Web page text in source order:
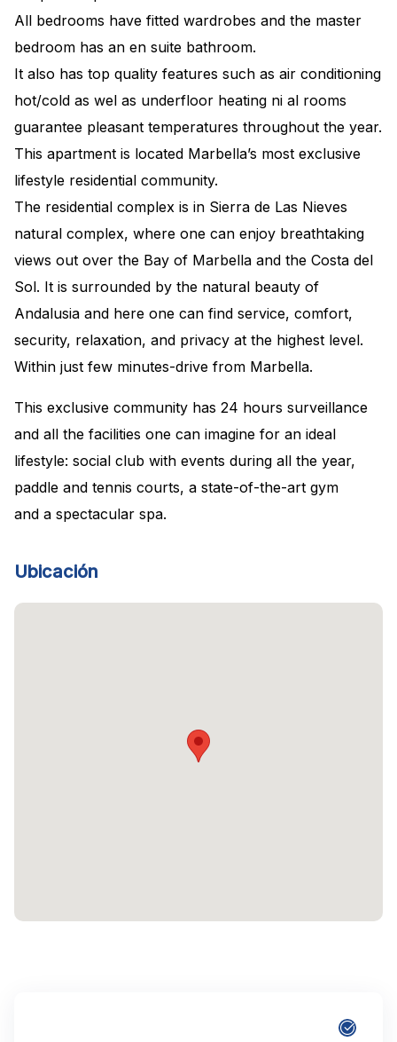
All bedrooms have fitted wardrobes and the master
bedroom has an en suite bathroom.
It also has top quality features such as air conditioning
hot/cold as wel as underfloor heating ni al rooms
guarantee pleasant temperatures throughout the year.
This apartment is located Marbella’s most exclusive
lifestyle residential community.
The residential complex is in Sierra de Las Nieves
natural complex, where one can enjoy breathtaking
views out over the Bay of Marbella and the Costa del
Sol. It is surrounded by the natural beauty of
Andalusia and here one can find service, comfort,
security, relaxation, and privacy at the highest level.
Within just few minutes-drive from Marbella.
This exclusive community has 24 hours surveillance
and all the facilities one can imagine for an ideal
lifestyle: social club with events during all the year,
paddle and tennis courts, a state-of-the-art gym
and a spectacular spa.
Ubicación